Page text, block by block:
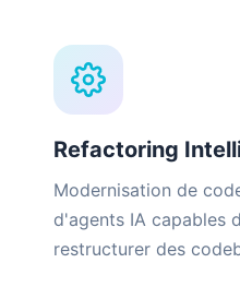
Refactoring
Modernisation de
d'agents IA capables
restructurer des